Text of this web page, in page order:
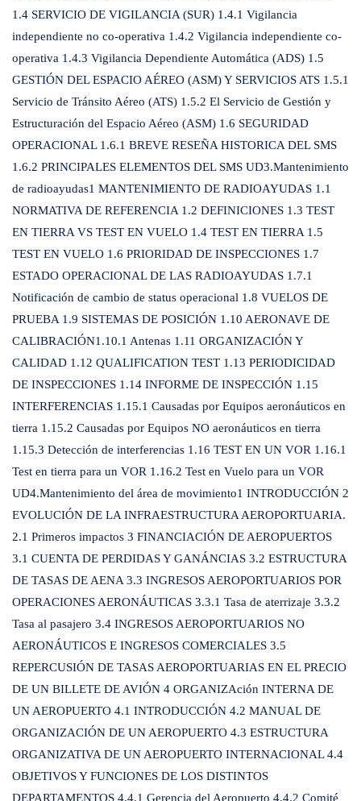
1.4 SERVICIO DE VIGILANCIA (SUR) 1.4.1 Vigilancia
independiente no co-operativa 1.4.2 Vigilancia independiente co-
operativa 1.4.3 Vigilancia Dependiente Automática (ADS) 1.5
GESTIÓN DEL ESPACIO AÉREO (ASM) Y SERVICIOS ATS 1.5.1
Servicio de Tránsito Aéreo (ATS) 1.5.2 El Servicio de Gestión y
Estructuración del Espacio Aéreo (ASM) 1.6 SEGURIDAD
OPERACIONAL 1.6.1 BREVE RESEÑA HISTORICA DEL SMS
1.6.2 PRINCIPALES ELEMENTOS DEL SMS UD3.Mantenimiento
de radioayudas1 MANTENIMIENTO DE RADIOAYUDAS 1.1
NORMATIVA DE REFERENCIA 1.2 DEFINICIONES 1.3 TEST
EN TIERRA VS TEST EN VUELO 1.4 TEST EN TIERRA 1.5
TEST EN VUELO 1.6 PRIORIDAD DE INSPECCIONES 1.7
ESTADO OPERACIONAL DE LAS RADIOAYUDAS 1.7.1
Notificación de cambio de status operacional 1.8 VUELOS DE
PRUEBA 1.9 SISTEMAS DE POSICIÓN 1.10 AERONAVE DE
CALIBRACIÓN1.10.1 Antenas 1.11 ORGANIZACIÓN Y
CALIDAD 1.12 QUALIFICATION TEST 1.13 PERIODICIDAD
DE INSPECCIONES 1.14 INFORME DE INSPECCIÓN 1.15
INTERFERENCIAS 1.15.1 Causadas por Equipos aeronáuticos en
tierra 1.15.2 Causadas por Equipos NO aeronáuticos en tierra
1.15.3 Detección de interferencias 1.16 TEST EN UN VOR 1.16.1
Test en tierra para un VOR 1.16.2 Test en Vuelo para un VOR
UD4.Mantenimiento del área de movimiento1 INTRODUCCIÓN 2
EVOLUCIÓN DE LA INFRAESTRUCTURA AEROPORTUARIA.
2.1 Primeros impactos 3 FINANCIACIÓN DE AEROPUERTOS
3.1 CUENTA DE PERDIDAS Y GANÁNCIAS 3.2 ESTRUCTURA
DE TASAS DE AENA 3.3 INGRESOS AEROPORTUARIOS POR
OPERACIONES AERONÁUTICAS 3.3.1 Tasa de aterrizaje 3.3.2
Tasa al pasajero 3.4 INGRESOS AEROPORTUARIOS NO
AERONÁUTICOS E INGRESOS COMERCIALES 3.5
REPERCUSIÓN DE TASAS AEROPORTUARIAS EN EL PRECIO
DE UN BILLETE DE AVIÓN 4 ORGANIZAción INTERNA DE
UN AEROPUERTO 4.1 INTRODUCCIÓN 4.2 MANUAL DE
ORGANIZACIÓN DE UN AEROPUERTO 4.3 ESTRUCTURA
ORGANIZATIVA DE UN AEROPUERTO INTERNACIONAL 4.4
OBJETIVOS Y FUNCIONES DE LOS DISTINTOS
DEPARTAMENTOS 4.4.1 Gerencia del Aeropuerto 4.4.2 Comité